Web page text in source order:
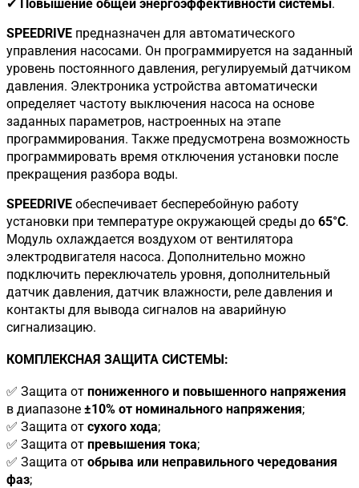
✔ Повышение общей энергоэффективности системы.
SPEEDRIVE предназначен для автоматического
управления насосами. Он программируется на заданный
уровень постоянного давления, регулируемый датчиком
давления. Электроника устройства автоматически
определяет частоту выключения насоса на основе
заданных параметров, настроенных на этапе
программирования. Также предусмотрена возможность
программировать время отключения установки после
прекращения разбора воды.
SPEEDRIVE обеспечивает бесперебойную работу
установки при температуре окружающей среды до 65°C.
Модуль охлаждается воздухом от вентилятора
электродвигателя насоса. Дополнительно можно
подключить переключатель уровня, дополнительный
датчик давления, датчик влажности, реле давления и
контакты для вывода сигналов на аварийную
сигнализацию.
КОМПЛЕКСНАЯ ЗАЩИТА СИСТЕМЫ:
✅ Защита от пониженного и повышенного напряжения
в диапазоне ±10% от номинального напряжения;
✅ Защита от сухого хода;
✅ Защита от превышения тока;
✅ Защита от обрыва или неправильного чередования
фаз;